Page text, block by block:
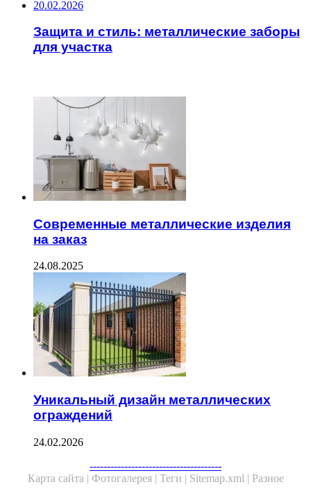
20.02.2026
Защита и стиль: металлические заборы
для участка
Современные металлические изделия
на заказ
24.08.2025
Уникальный дизайн металлических
ограждений
24.02.2026
--------------------------------------
Карта сайта | Фотогалерея | Теги | Sitemap.xml | Разное